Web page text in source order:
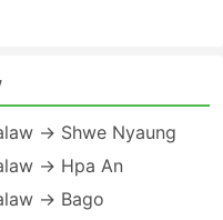
→ Shwe Nyaung
→ Hpa An
→ Bago